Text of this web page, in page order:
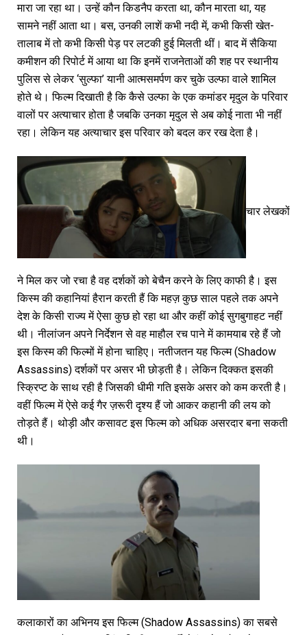
मारा जा रहा था। उन्हें कौन किडनैप करता था, कौन मारता था, यह
सामने नहीं आता था। बस, उनकी लाशें कभी नदी में, कभी किसी खेत-
तालाब में तो कभी किसी पेड़ पर लटकी हुई मिलती थीं। बाद में सैकिया
कमीशन की रिपोर्ट में आया था कि इनमें राजनेताओं की शह पर स्थानीय
पुलिस से लेकर ‘सुल्फा’ यानी आत्मसमर्पण कर चुके उल्फा वाले शामिल
होते थे। फिल्म दिखाती है कि कैसे उल्फा के एक कमांडर मृदुल के परिवार
वालों पर अत्याचार होता है जबकि उनका मृदुल से अब कोई नाता भी नहीं
रहा। लेकिन यह अत्याचार इस परिवार को बदल कर रख देता है।
चार लेखकों
ने मिल कर जो रचा है वह दर्शकों को बेचैन करने के लिए काफी है। इस
किस्म की कहानियां हैरान करती हैं कि महज़ कुछ साल पहले तक अपने
देश के किसी राज्य में ऐसा कुछ हो रहा था और कहीं कोई सुगबुगाहट नहीं
थी। नीलांजन अपने निर्देशन से वह माहौल रच पाने में कामयाब रहे हैं जो
इस किस्म की फिल्मों में होना चाहिए। नतीजतन यह फिल्म (Shadow
Assassins) दर्शकों पर असर भी छोड़ती है। लेकिन दिक्कत इसकी
स्क्रिप्ट के साथ रही है जिसकी धीमी गति इसके असर को कम करती है।
वहीं फिल्म में ऐसे कई गैर ज़रूरी दृश्य हैं जो आकर कहानी की लय को
तोड़ते हैं। थोड़ी और कसावट इस फिल्म को अधिक असरदार बना सकती
थी।
कलाकारों का अभिनय इस फिल्म (Shadow Assassins) का सबसे